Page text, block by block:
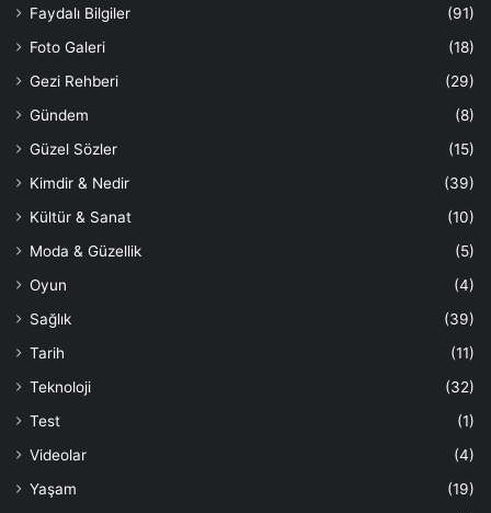
Faydalı Bilgiler
(91)
Foto Galeri
(18)
Gezi Rehberi
(29)
Gündem
(8)
Güzel Sözler
(15)
Kimdir & Nedir
(39)
Kültür & Sanat
(10)
Moda & Güzellik
(5)
Oyun
(4)
Sağlık
(39)
Tarih
(11)
Teknoloji
(32)
Test
(1)
Videolar
(4)
Yaşam
(19)